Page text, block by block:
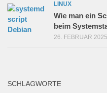
LINUX
Wie man ein
beim
26. FEBRUAR 2025
SCHLAGWORTE